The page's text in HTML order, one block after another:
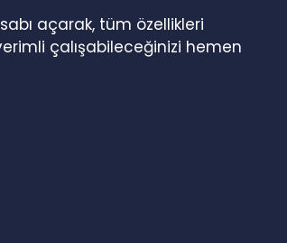
açarak, tüm özellikleri
çalışabileceğinizi hemen